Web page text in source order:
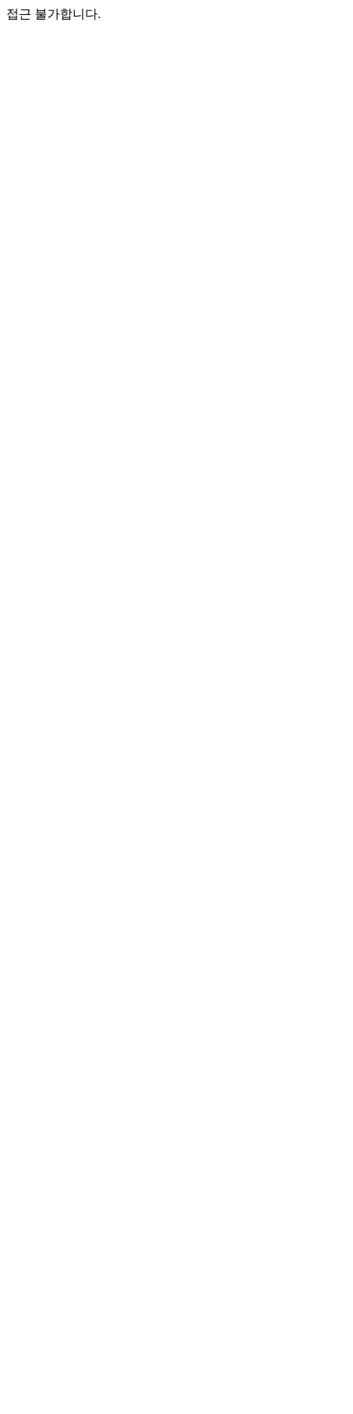
접근 불가합니다.